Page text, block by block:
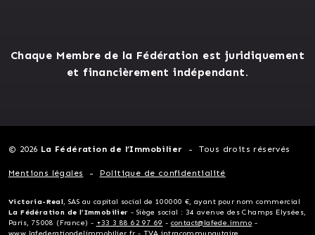
Chaque Membre de la Fédération est juridiquement
et financièrement indépendant.
© 2026 La Fédération de l’Immobilier Tous droits réservés
Mentions légales Politique de confidentialité
Victoria-Real, SAS au capital social de 100000 €, ayant pour nom commercial
La Fédération de l’Immobilier - Siège social : 34 avenue des Champs Elysées,
Paris, 75008 (France) - +33 3 88 62 97 69 - contact@lafede.immo -